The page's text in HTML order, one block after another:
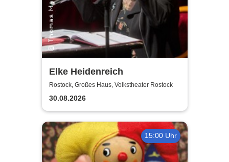
Elke Heidenreich
Rostock, Großes Haus, Volkstheater Rostock
30.08.2026
15:00 Uhr